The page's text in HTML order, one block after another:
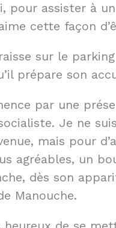
pour assister à
cette façon
sur le
prépare son
par une
Je ne
mais pour
agréables, un
dès son
Manouche.